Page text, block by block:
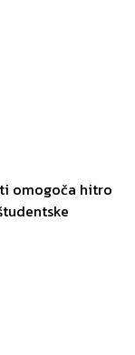
omogoča hitro